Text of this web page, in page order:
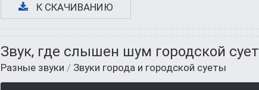
К СКАЧИВАНИЮ
Звук, где слышен шум городской
Разные звуки / Звуки города и городской суеты